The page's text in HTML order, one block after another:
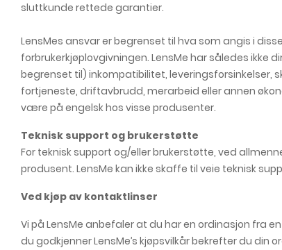
sluttkunde rettede garantier.
LensMes ansvar er begrenset til hva som angis i
forbrukerkjøplovgivningen. LensMe har således ikke
begrenset til) inkompatibilitet, leveringsforsinkelser,
fortjeneste, driftavbrudd, merarbeid eller annen
være på engelsk hos visse produsenter.
Teknisk support og brukerstøtte
For teknisk support og/eller brukerstøtte, ved
produsent. LensMe kan ikke skaffe til veie teknisk
Ved kjøp av kontaktlinser
Vi på LensMe anbefaler at du har en ordinasjon fra
du godkjenner LensMe’s kjøpsvilkår bekrefter du din